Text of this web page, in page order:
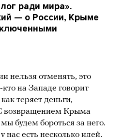
ради мира».
— о России, Крыме
нельзя отменять, это
на Западе говорит
теряет деньги,
возвращением Крыма
будем бороться за него.
нас есть несколько идей,